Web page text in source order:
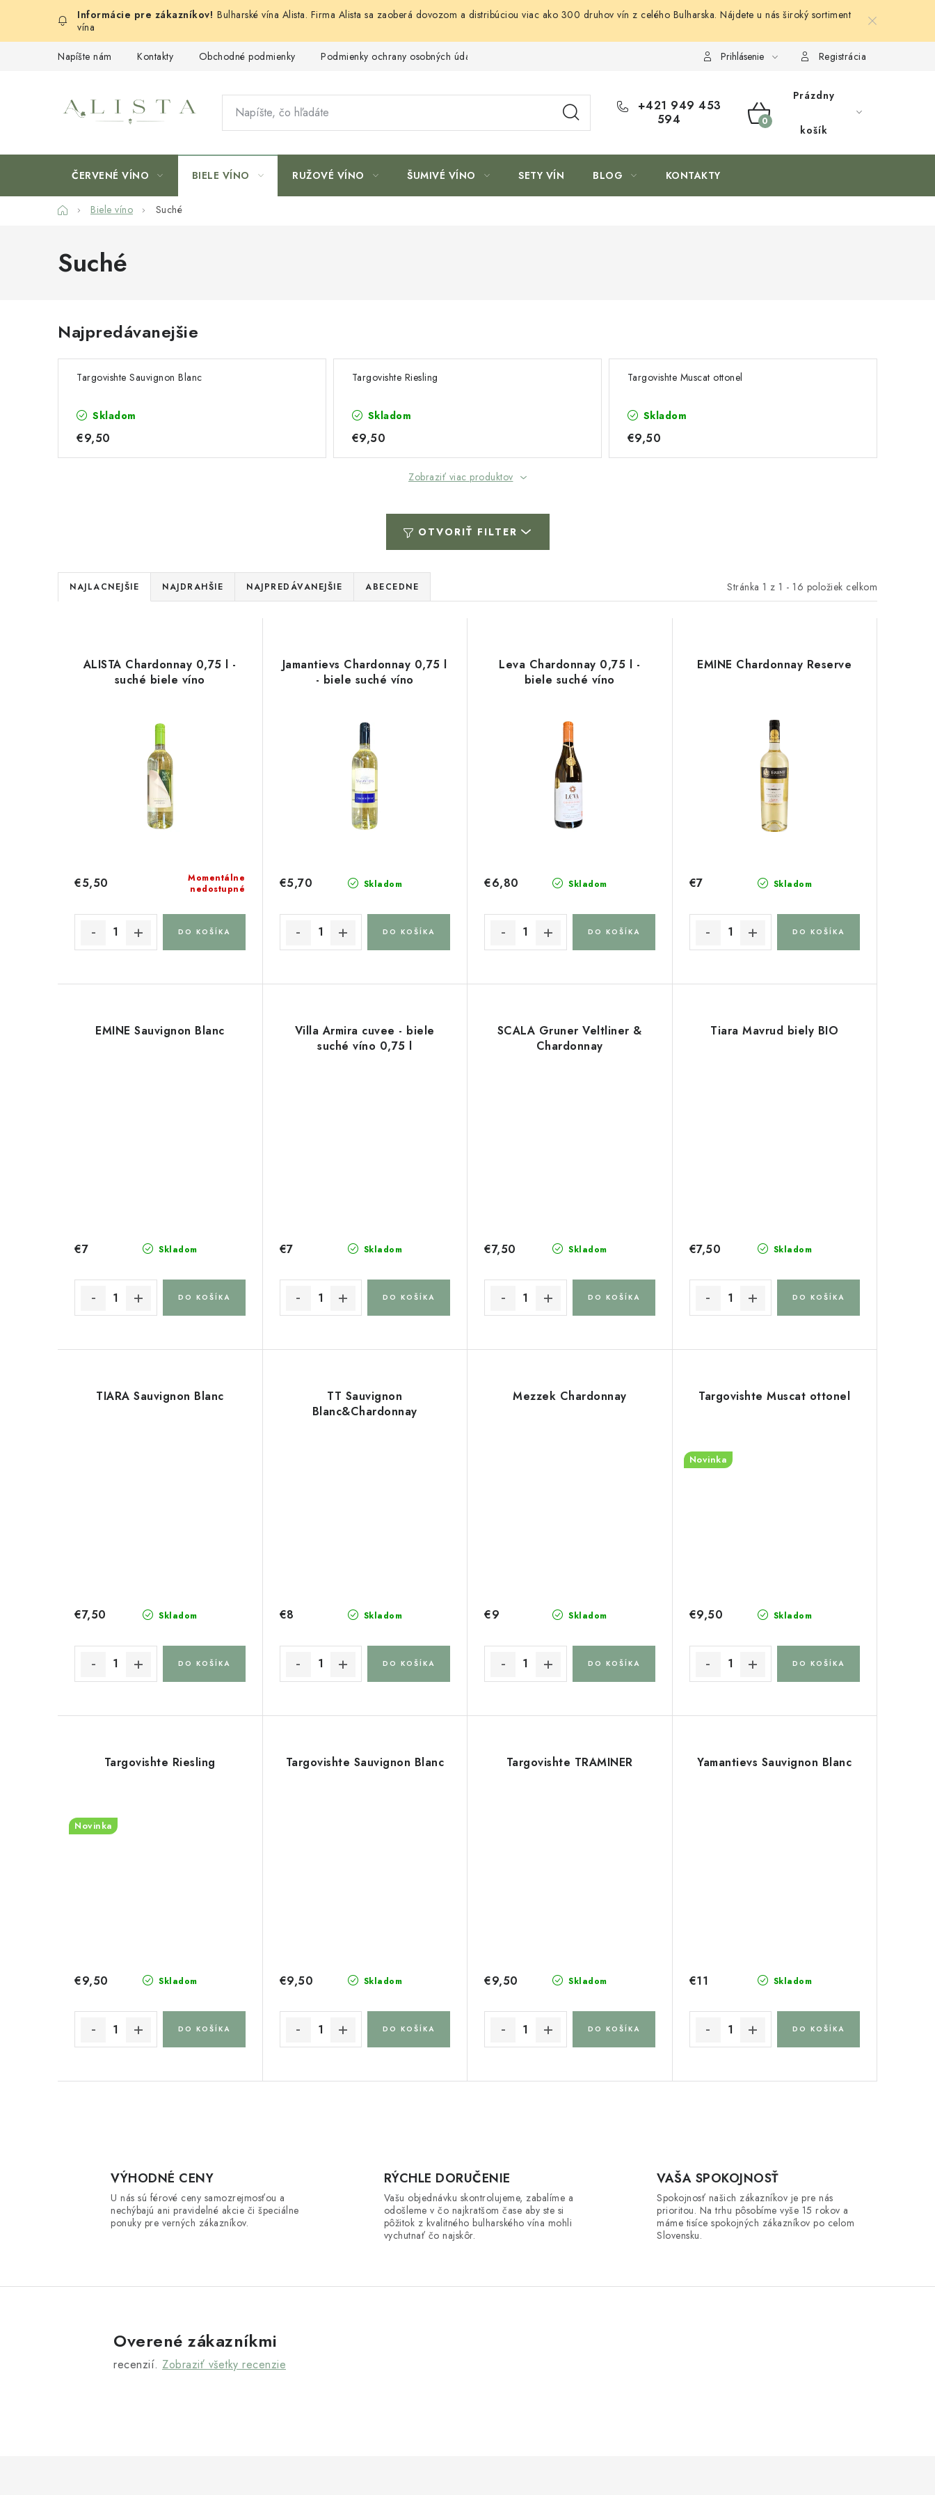
obsah
Bulharské vína Alista. Firma Alista sa zaoberá dovozom a distribúciou viac ako 300 druhov vín z celého Bulharska. Nájdete u nás široký sortiment
vína
Napíšte nám Kontakty Obchodné podmienky Podmienky ochrany osobných údajov Prihlásenie Registrácia
+421 949 453
594
NÁKUPNÝ
Prázdny
košík
ČERVENÉ VÍNO BIELE VÍNO RUŽOVÉ VÍNO ŠUMIVÉ VÍNO SETY VÍN BLOG KONTAKTY
DomovBiele víno Suché
Suché
Najpredávanejšie
Targovishte Sauvignon Blanc
Skladom
€9,50
Targovishte Riesling
Skladom
€9,50
Targovishte Muscat ottonel
Skladom
€9,50
Zobraziť viac produktov
OTVORIŤ FILTER
Stránka 1 z 1 - 16 položiek celkom
R
a
v
NAJLACNEJŠIE NAJDRAHŠIE NAJPREDÁVANEJŠIE ABECEDNE
ALISTA Chardonnay 0,75 l -
suché biele víno
Momentálne
nedostupné
€5,50
DO KOŠÍKA
Jamantievs Chardonnay 0,75 l
- biele suché víno
Skladom
€5,70
DO KOŠÍKA
Leva Chardonnay 0,75 l -
biele suché víno
Skladom
€6,80
DO KOŠÍKA
EMINE Chardonnay Reserve
Skladom
€7
DO KOŠÍKA
EMINE Sauvignon Blanc
Skladom
€7
DO KOŠÍKA
Villa Armira cuvee - biele
suché víno 0,75 l
Skladom
€7
DO KOŠÍKA
SCALA Gruner Veltliner &
Chardonnay
Skladom
€7,50
DO KOŠÍKA
Tiara Mavrud biely BIO
Skladom
€7,50
DO KOŠÍKA
TIARA Sauvignon Blanc
Skladom
€7,50
DO KOŠÍKA
TT Sauvignon
Blanc&Chardonnay
Skladom
€8
DO KOŠÍKA
Mezzek Chardonnay
Skladom
€9
DO KOŠÍKA
Targovishte Muscat ottonel
Novinka
Skladom
€9,50
DO KOŠÍKA
Targovishte Riesling
Novinka
Skladom
€9,50
DO KOŠÍKA
Targovishte Sauvignon Blanc
Skladom
€9,50
DO KOŠÍKA
Targovishte TRAMINER
Skladom
€9,50
DO KOŠÍKA
Yamantievs Sauvignon Blanc
Skladom
€11
DO KOŠÍKA
VÝHODNÉ CENY
U nás sú férové ceny samozrejmosťou a
nechýbajú ani pravidelné akcie či špeciálne
ponuky pre verných zákazníkov.
RÝCHLE DORUČENIE
Vašu objednávku skontrolujeme, zabalíme a
odošleme v čo najkratšom čase aby ste si
pôžitok z kvalitného bulharského vína mohli
vychutnať čo najskôr.
VAŠA SPOKOJNOSŤ
Spokojnosť našich zákazníkov je pre nás
prioritou. Na trhu pôsobíme vyše 15 rokov a
máme tisíce spokojných zákazníkov po celom
Slovensku.
Overené zákazníkmi
recenzií. Zobraziť všetky recenzie